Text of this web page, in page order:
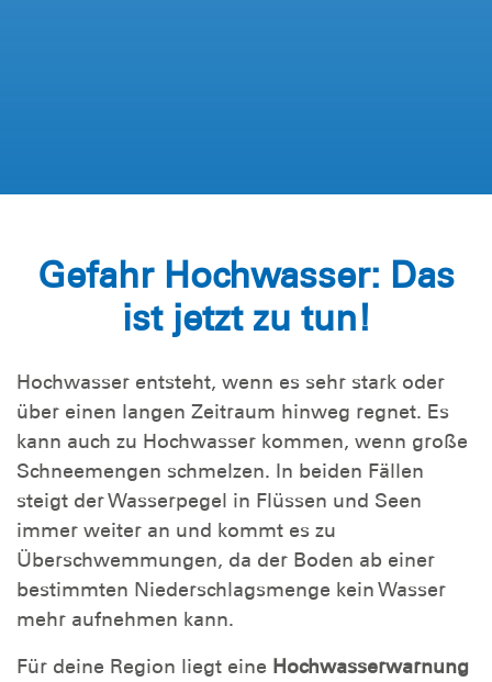
Gefahr Hochwasser: Das
ist jetzt zu tun!
Hochwasser entsteht, wenn es sehr stark oder
über einen langen Zeitraum hinweg regnet. Es
kann auch zu Hochwasser kommen, wenn große
Schneemengen schmelzen. In beiden Fällen
steigt der Wasserpegel in Flüssen und Seen
immer weiter an und kommt es zu
Überschwemmungen, da der Boden ab einer
bestimmten Niederschlagsmenge kein Wasser
mehr aufnehmen kann.
Für deine Region liegt eine Hochwasserwarnung